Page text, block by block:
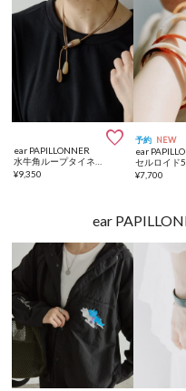

ear PAPILLONNER
¥9,350
予約 NEW
ear
¥7,700
ear